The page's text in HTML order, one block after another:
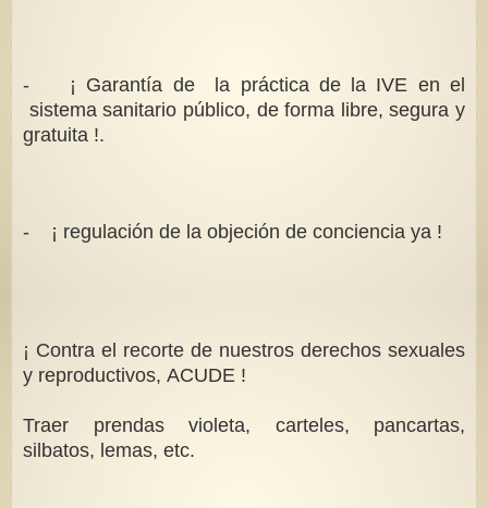
- ¡ Garantía de la práctica de la IVE en el
sistema sanitario público, de forma libre, segura y
gratuita !.
- ¡ regulación de la objeción de conciencia ya !
¡ Contra el recorte de nuestros derechos sexuales
y reproductivos, ACUDE !
Traer prendas violeta, carteles, pancartas,
silbatos, lemas, etc.